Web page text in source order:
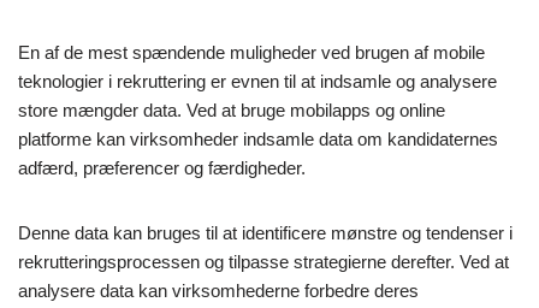
En af de mest spændende muligheder ved brugen af mobile
teknologier i rekruttering er evnen til at indsamle og analysere
store mængder data. Ved at bruge mobilapps og online
platforme kan virksomheder indsamle data om kandidaternes
adfærd, præferencer og færdigheder.
Denne data kan bruges til at identificere mønstre og tendenser i
rekrutteringsprocessen og tilpasse strategierne derefter. Ved at
analysere data kan virksomhederne forbedre deres